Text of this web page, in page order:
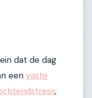
dat de dag
een vaste
,